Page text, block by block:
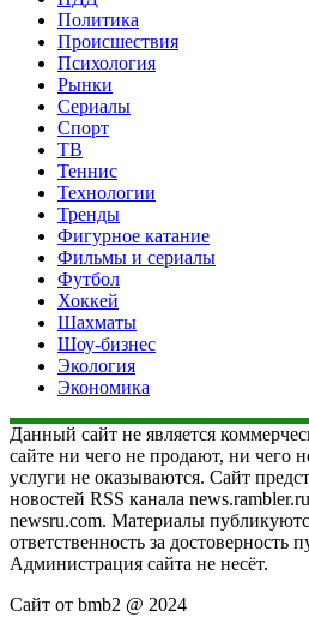
Политика
Происшествия
Психология
Рынки
Сериалы
Спорт
ТВ
Теннис
Технологии
Тренды
Фигурное катание
Фильмы и сериалы
Футбол
Хоккей
Шахматы
Шоу-бизнес
Экология
Экономика
Данный сайт не является
сайте ни чего не продают, ни чего
услуги не оказываются. Сайт
новостей RSS канала
newsru.com. Материалы
ответственность за достоверность
Администрация сайта не несёт.
Сайт от bmb2 @ 2024